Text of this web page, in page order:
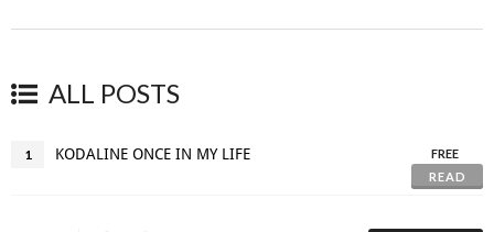
ALL POSTS
1 KODALINE ONCE IN MY LIFE
FREE
READ